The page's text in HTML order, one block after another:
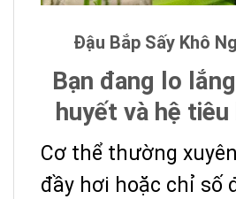
Đậu Bắp Sấy Khô
Bạn đang lo
huyết và hệ tiêu
Cơ thể thường
đầy hơi hoặc chỉ số